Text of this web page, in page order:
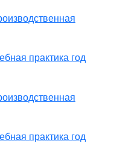
практика год
практика год